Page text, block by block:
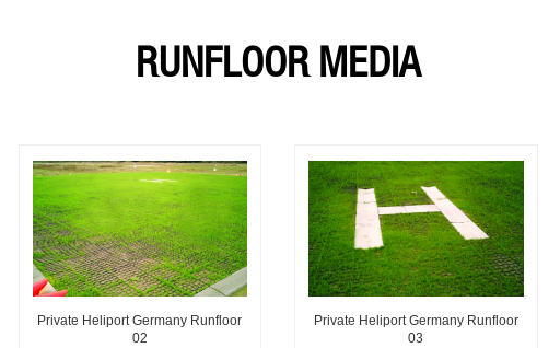
RUNFLOOR MEDIA
Private Heliport Germany Runfloor
02
Private Heliport Germany Runfloor
03